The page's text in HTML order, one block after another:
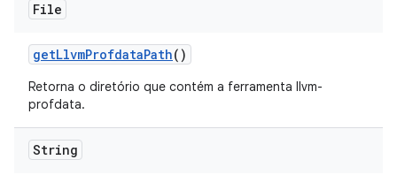
File
getLlvmProfdataPath()
Retorna o diretório que contém a ferramenta llvm-
profdata.
String